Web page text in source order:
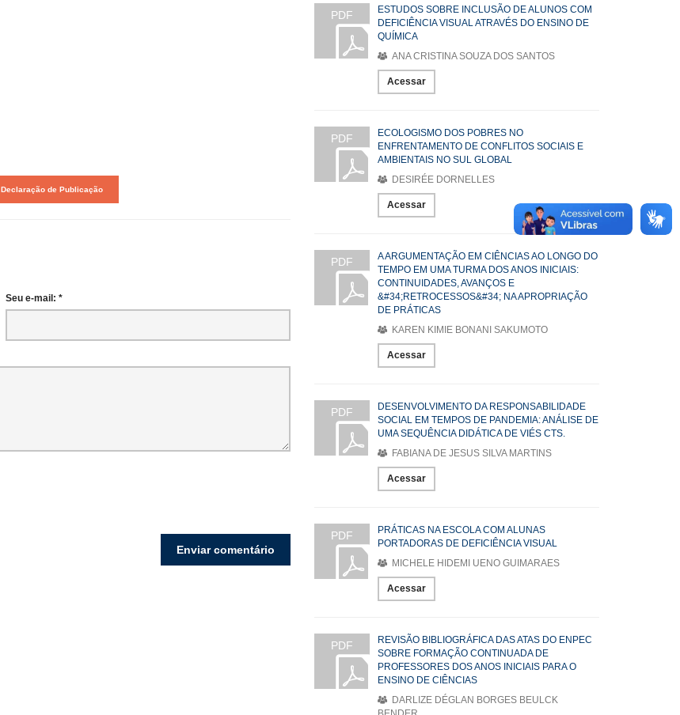
Declaração de Publicação
Seu e-mail: *
PDF
ESTUDOS SOBRE INCLUSÃO DE ALUNOS COM
DEFICIÊNCIA VISUAL ATRAVÉS DO ENSINO DE
QUÍMICA
ANA CRISTINA SOUZA DOS SANTOS
Acessar
PDF
ECOLOGISMO DOS POBRES NO
ENFRENTAMENTO DE CONFLITOS SOCIAIS E
AMBIENTAIS NO SUL GLOBAL
DESIRÉE DORNELLES
Acessar
PDF
A ARGUMENTAÇÃO EM CIÊNCIAS AO LONGO DO
TEMPO EM UMA TURMA DOS ANOS INICIAIS:
CONTINUIDADES, AVANÇOS E
&#34;RETROCESSOS&#34; NA APROPRIAÇÃO
DE PRÁTICAS
KAREN KIMIE BONANI SAKUMOTO
Acessar
PDF
DESENVOLVIMENTO DA RESPONSABILIDADE
SOCIAL EM TEMPOS DE PANDEMIA: ANÁLISE DE
UMA SEQUÊNCIA DIDÁTICA DE VIÉS CTS.
FABIANA DE JESUS SILVA MARTINS
Acessar
PDF
PRÁTICAS NA ESCOLA COM ALUNAS
PORTADORAS DE DEFICIÊNCIA VISUAL
MICHELE HIDEMI UENO GUIMARAES
Acessar
PDF
REVISÃO BIBLIOGRÁFICA DAS ATAS DO ENPEC
SOBRE FORMAÇÃO CONTINUADA DE
PROFESSORES DOS ANOS INICIAIS PARA O
ENSINO DE CIÊNCIAS
DARLIZE DÉGLAN BORGES BEULCK